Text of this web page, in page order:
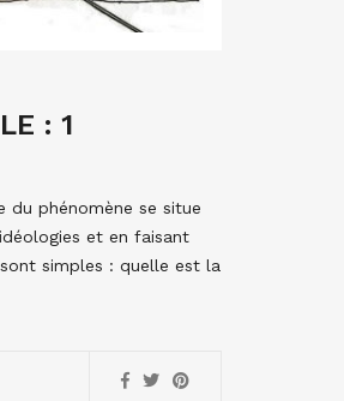
: 1
du phénomène se situe
et en faisant
simples : quelle est la